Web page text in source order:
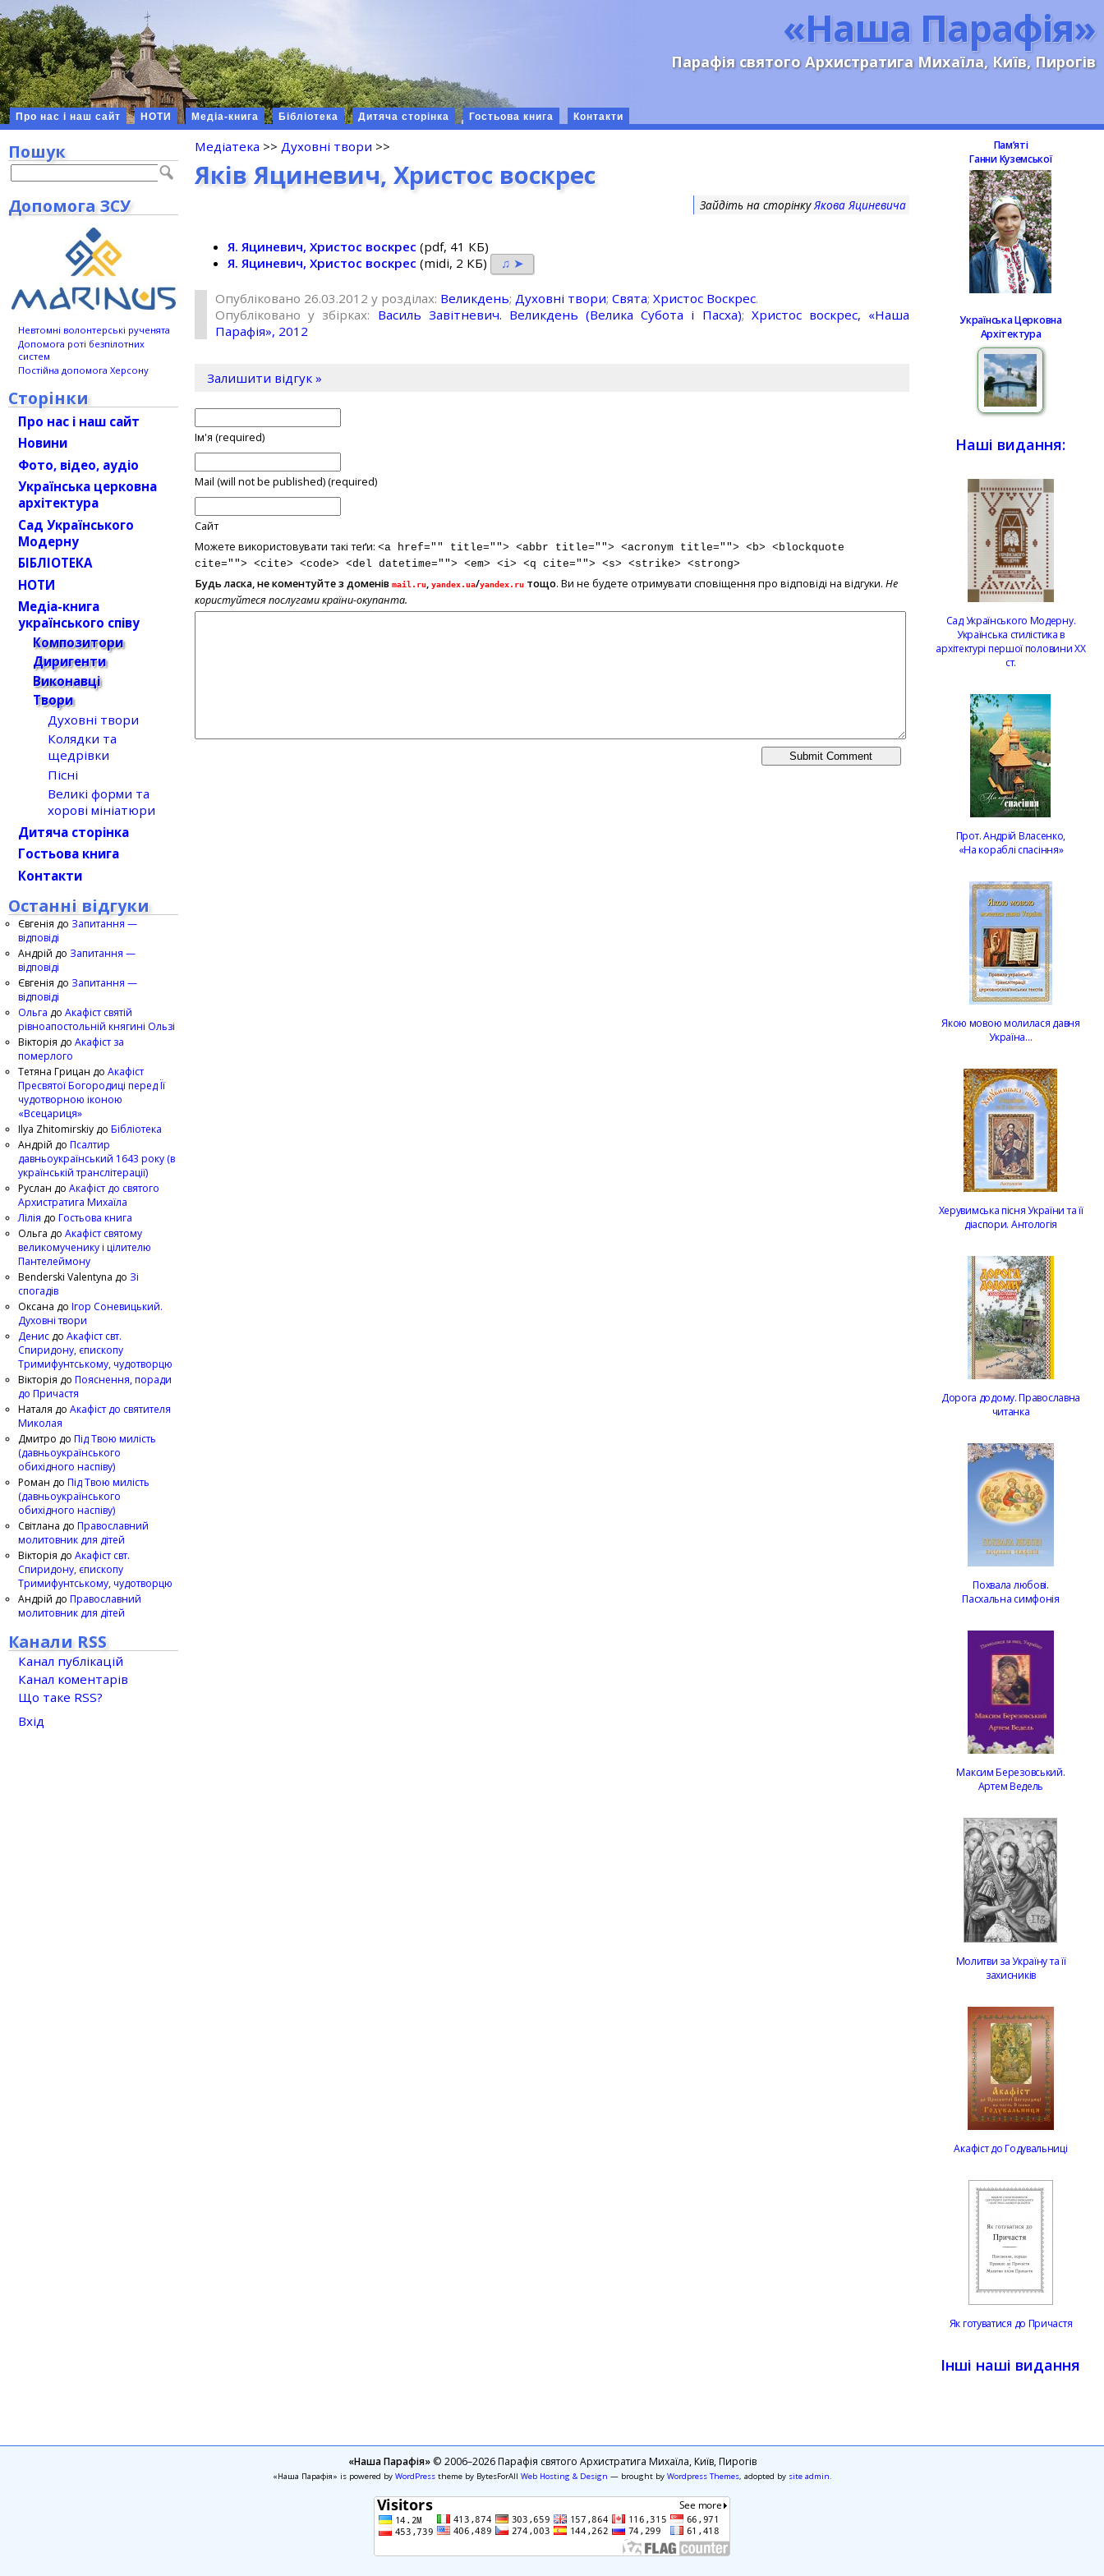
«Наша Парафія»
Парафія святого Архистратига Михаїла, Київ, Пирогів
Про нас і наш сайт НОТИ Медіа-книга Бібліотека Дитяча сторінка Гостьова книга Контакти
Медіатека >>Духовні твори >>
Яків Яциневич, Христос воскрес
Зайдіть на сторінкуЯкова Яциневича
Я. Яциневич, Христос воскрес (pdf, 41 КБ)
Я. Яциневич, Христос воскрес (midi, 2 КБ) ♫ ➤
Опубліковано 26.03.2012 у розділах: Великдень;Духовні твори;Свята;Христос Воскрес.
Опубліковано у збірках: Василь Завітневич. Великдень (Велика Субота і Пасха); Христос воскрес, «Наша
Парафія», 2012
Залишити відгук »
Ім'я (required)
Mail (will not be published) (required)
Сайт
Можете використовувати такі теґи:<a href="" title=""> <abbr title=""> <acronym title=""> <b> <blockquote
cite=""> <cite> <code> <del datetime=""> <em> <i> <q cite=""> <s> <strike> <strong>
Будь ласка, не коментуйте з доменівmail.ru,yandex.ua/yandex.ru тощо. Ви не будете отримувати сповіщення про відповіді на відгуки.Не
користуйтеся послугами країни-окупанта.
Пошук
Допомога ЗСУ
Невтомні волонтерські рученята
Допомога роті безпілотних
систем
Постійна допомога Херсону
Сторінки
Про нас і наш сайт
Новини
Фото, відео, аудіо
Українська церковна
архітектура
Сад Українського
Модерну
БІБЛІОТЕКА
НОТИ
Медіа-книга
українського співу
Композитори
Диригенти
Виконавці
Твори
Духовні твори
Колядки та
щедрівки
Пісні
Великі форми та
хорові мініатюри
Дитяча сторінка
Гостьова книга
Контакти
Останні відгуки
Євгенія до Запитання —
відповіді
Андрій до Запитання —
відповіді
Євгенія до Запитання —
відповіді
Ольга до Акафіст святій
рівноапостольній княгині Ользі
Вікторія до Акафіст за
померлого
Тетяна Грицан до Акафіст
Пресвятої Богородиці перед Її
чудотворною іконою
«Всецариця»
Ilya Zhitomirskiy до Бібліотека
Андрій до Псалтир
давньоукраїнський 1643 року (в
українській транслітерації)
Руслан до Акафіст до святого
Архистратига Михаїла
Лілія до Гостьова книга
Ольга до Акафіст святому
великомученику і цілителю
Пантелеймону
Benderski Valentyna до Зі
спогадів
Оксана до Ігор Соневицький.
Духовні твори
Денис до Акафіст свт.
Спиридону, єпископу
Тримифунтському, чудотворцю
Вікторія до Пояснення, поради
до Причастя
Наталя до Акафіст до святителя
Миколая
Дмитро до Під Твою милість
(давньоукраїнського
обихідного наспіву)
Роман до Під Твою милість
(давньоукраїнського
обихідного наспіву)
Світлана до Православний
молитовник для дітей
Вікторія до Акафіст свт.
Спиридону, єпископу
Тримифунтському, чудотворцю
Андрій до Православний
молитовник для дітей
Канали RSS
Канал публікацій
Канал коментарів
Що таке RSS?
Вхід
Памʼяті
Ганни Куземської
Українська Церковна
Архітектура
Наші видання:
Сад Українського Модерну.
Українська стилістика в
архітектурі першої половини ХХ
ст.
Прот. Андрій Власенко,
«На кораблі спасіння»
Якою мовою молилася давня
Україна…
Херувимська пісня України та її
діаспори. Антологія
Дорога додому. Православна
читанка
Похвала любові.
Пасхальна симфонія
Максим Березовський.
Артем Ведель
Молитви за Україну та її
захисників
Акафіст до Годувальниці
Як готуватися до Причастя
Інші наші видання
«Наша Парафія»© 2006–2026 Парафія святого Архистратига Михаїла, Київ, Пирогів
«Наша Парафія» is powered by WordPresstheme by BytesForAll Web Hosting & Design — brought by Wordpress Themes, adopted by site admin.